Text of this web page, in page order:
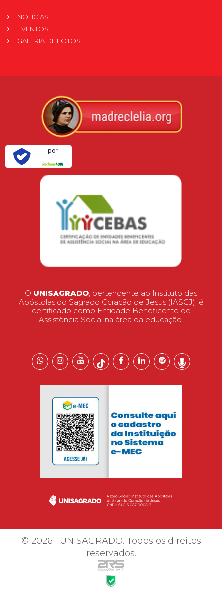
NOTÍCIAS
EVENTOS
GALERIA DE FOTOS
por
O UNISAGRADO, pertencente ao Instituto das
Apóstolas do Sagrado Coração de Jesus (IASCJ), é
certificado como Entidade Beneficente de
Assistência Social na área da educação.
© 2026 | UNISAGRADO. Todos os direitos
reservados.